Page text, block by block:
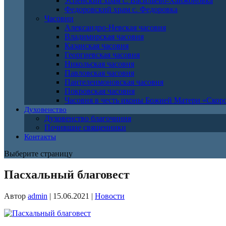
Федоровский храм с. Федоровка
Часовни
Александро-Невская часовня
Владимирская часовня
Казанская часовня
Георгиевская часовня
Никольская часовня
Павловская часовня
Пантелеимоновская часовня
Покровская часовня
Часовня в честь иконы Божией Матери
Духовенство
Духовенство благочиния
Почившие священники
Контакты
Выберите страницу
Пасхальный благовест
Автор admin | 15.06.2021 | Новости